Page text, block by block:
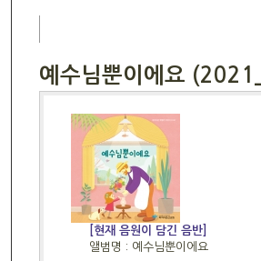
예수님뿐이에요
[현재 음원이 담긴 음반]
앨범명 : 예수님뿐이에요